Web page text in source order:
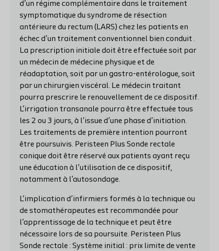
d’un régime complémentaire dans le traitement
symptomatique du syndrome de résection
antérieure du rectum (LARS) chez les patients en
échec d’un traitement conventionnel bien conduit .
La prescription initiale doit être effectuée soit par
un médecin de médecine physique et de
réadaptation, soit par un gastro-entérologue, soit
par un chirurgien viscéral. Le médecin traitant
pourra prescrire le renouvellement de ce dispositif.
L’irrigation transanale pourra être effectuée tous
les 2 ou 3 jours, à l’issue d’une phase d’initiation.
Les traitements de première intention pourront
être poursuivis. Peristeen Plus Sonde rectale
conique doit être réservé aux patients ayant reçu
une éducation à l’utilisation de ce dispositif,
notamment à l’autosondage.
L’implication d’infirmiers formés à la technique ou
de stomathérapeutes est recommandée pour
l’apprentissage de la technique et peut être
nécessaire lors de sa poursuite. Peristeen Plus
Sonde rectale : Système initial : prix limite de vente